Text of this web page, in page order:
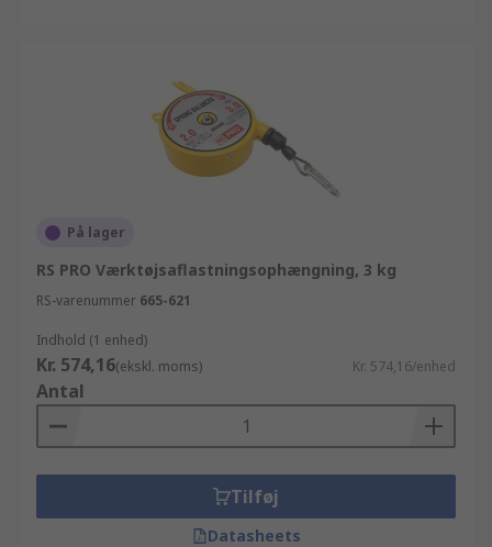
På lager
RS PRO Værktøjsaflastningsophængning, 3 kg
RS-varenummer 665-621
Indhold (1 enhed)
Kr. 574,16(ekskl. moms) Kr. 574,16/enhed
Antal
Tilføj
Datasheets